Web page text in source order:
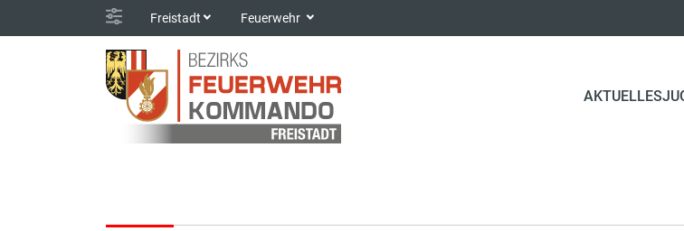
Freistadt Feuerwehr
AKTUELLES